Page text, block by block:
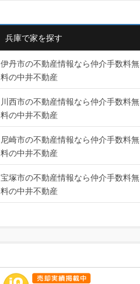
兵庫で家を探す
伊丹市の不動産情報なら仲介手数料無
料の中井不動産
川西市の不動産情報なら仲介手数料無
料の中井不動産
尼崎市の不動産情報なら仲介手数料無
料の中井不動産
宝塚市の不動産情報なら仲介手数料無
料の中井不動産